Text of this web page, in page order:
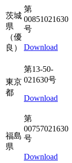
茨城
県
（優
良）
第
00851021630
号
Download
東京
都
第13-50-
021630号
Download
福島
県
第
00757021630
号
Download